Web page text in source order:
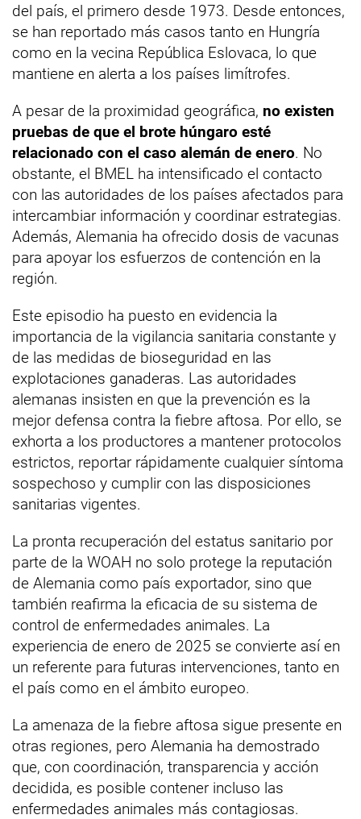
del país, el primero desde 1973. Desde entonces,
se han reportado más casos tanto en Hungría
como en la vecina República Eslovaca, lo que
mantiene en alerta a los países limítrofes.
A pesar de la proximidad geográfica, no existen
pruebas de que el brote húngaro esté
relacionado con el caso alemán de enero. No
obstante, el BMEL ha intensificado el contacto
con las autoridades de los países afectados para
intercambiar información y coordinar estrategias.
Además, Alemania ha ofrecido dosis de vacunas
para apoyar los esfuerzos de contención en la
región.
Este episodio ha puesto en evidencia la
importancia de la vigilancia sanitaria constante y
de las medidas de bioseguridad en las
explotaciones ganaderas. Las autoridades
alemanas insisten en que la prevención es la
mejor defensa contra la fiebre aftosa. Por ello, se
exhorta a los productores a mantener protocolos
estrictos, reportar rápidamente cualquier síntoma
sospechoso y cumplir con las disposiciones
sanitarias vigentes.
La pronta recuperación del estatus sanitario por
parte de la WOAH no solo protege la reputación
de Alemania como país exportador, sino que
también reafirma la eficacia de su sistema de
control de enfermedades animales. La
experiencia de enero de 2025 se convierte así en
un referente para futuras intervenciones, tanto en
el país como en el ámbito europeo.
La amenaza de la fiebre aftosa sigue presente en
otras regiones, pero Alemania ha demostrado
que, con coordinación, transparencia y acción
decidida, es posible contener incluso las
enfermedades animales más contagiosas.